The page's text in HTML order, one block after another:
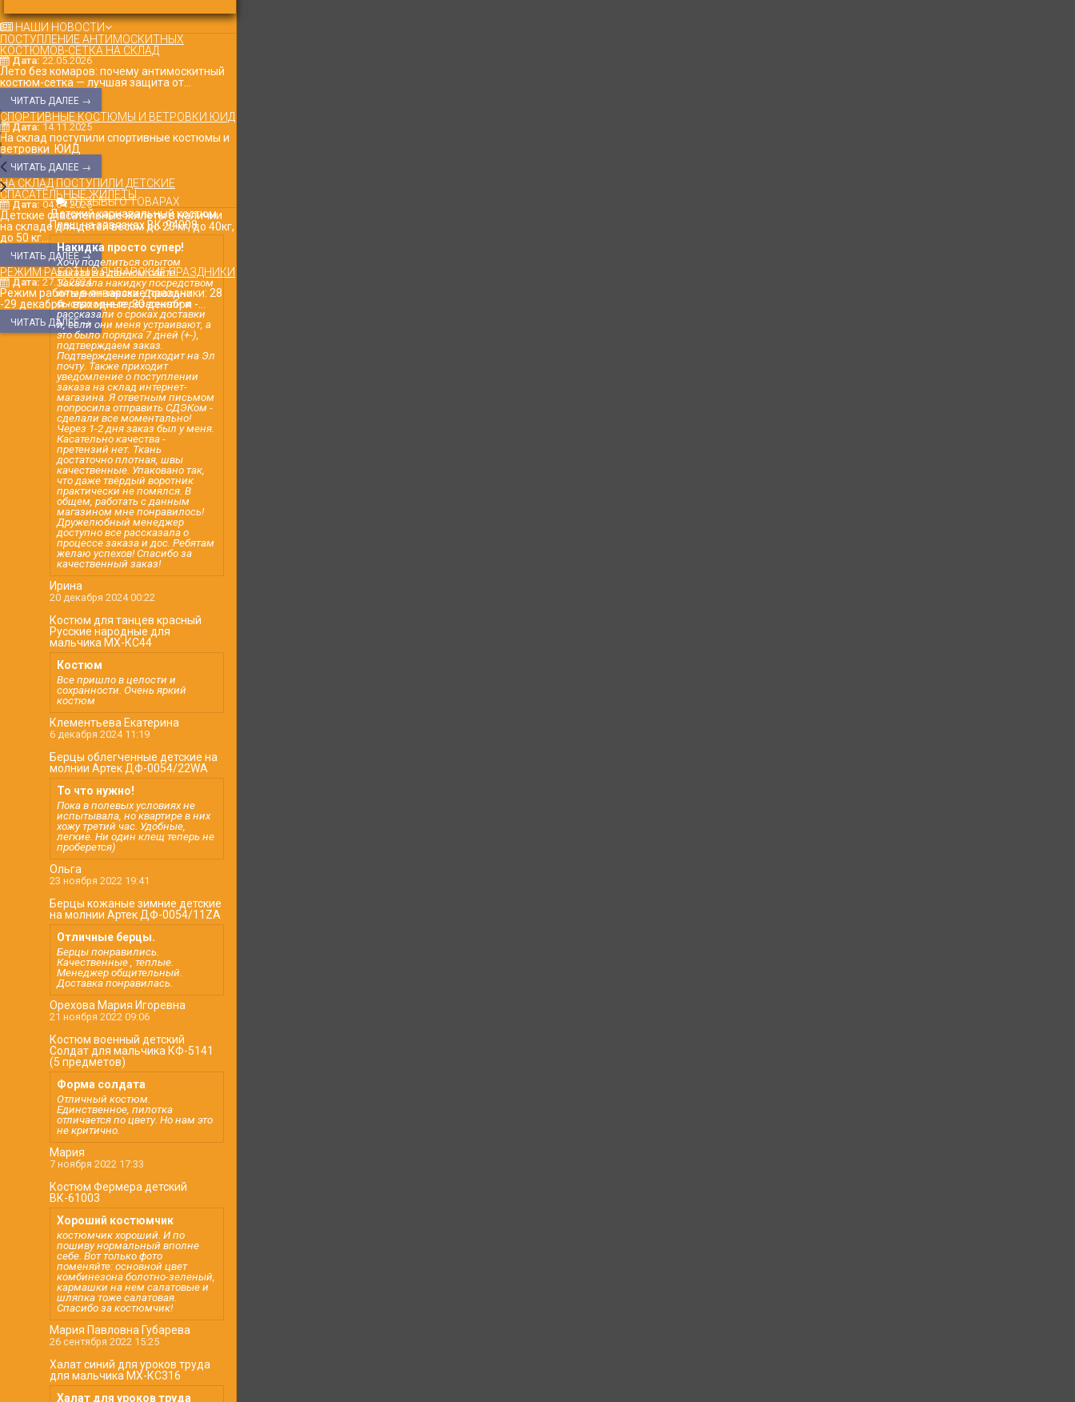
НАШИ НОВОСТИ
ПОСТУПЛЕНИЕ АНТИМОСКИТНЫХ
КОСТЮМОВ-СЕТКА НА СКЛАД
Дата: 22.05.2026
Лето без комаров: почему антимоскитный
костюм-сетка — лучшая защита от...
ЧИТАТЬ ДАЛЕЕ →
СПОРТИВНЫЕ КОСТЮМЫ И ВЕТРОВКИ ЮИД
Дата: 14.11.2025
На склад поступили спортивные костюмы и
ветровки ЮИД
ЧИТАТЬ ДАЛЕЕ →
НА СКЛАД ПОСТУПИЛИ ДЕТСКИЕ
СПАСАТЕЛЬНЫЕ ЖИЛЕТЫ
Дата: 04.04.2025
Детские спасательные жилеты в наличии
на складе для детей весом до 20 кг, до 40кг,
до 50 кг....
ЧИТАТЬ ДАЛЕЕ →
РЕЖИМ РАБОТЫ В ЯНВАРСКИЕ ПРАЗДНИКИ
Дата: 27.12.2024
Режим работы в январские праздники: 28
-29 декабря - выходные. 30 декабря -...
ЧИТАТЬ ДАЛЕЕ →
ОТЗЫВЫ О ТОВАРАХ
Детский карнавальный костюм
Плащ на завязках ВК-94008
Накидка просто супер!
Хочу поделиться опытом
заказа на данном сайте.
Заказала накидку посредством
интернет-заказа. Довольно
быстро мне перезвонили и
рассказали о сроках доставки
и, если они меня устраивают, а
это было порядка 7 дней (+-),
подтверждаем заказ.
Подтверждение приходит на Эл
почту. Также приходит
уведомление о поступлении
заказа на склад интернет-
магазина. Я ответным письмом
попросила отправить СДЭКом -
сделали все моментально!
Через 1-2 дня заказ был у меня.
Касательно качества -
претензий нет. Ткань
достаточно плотная, швы
качественные. Упаковано так,
что даже твёрдый воротник
практически не помялся. В
общем, работать с данным
магазином мне понравилось!
Дружелюбный менеджер
доступно все рассказала о
процессе заказа и дос. Ребятам
желаю успехов! Спасибо за
качественный заказ!
Ирина
20 декабря 2024 00:22
Костюм для танцев красный
Русские народные для
мальчика МХ-КС44
Костюм
Все пришло в целости и
сохранности. Очень яркий
костюм
Клементьева Екатерина
6 декабря 2024 11:19
Берцы облегченные детские на
молнии Артек ДФ-0054/22WA
То что нужно!
Пока в полевых условиях не
испытывала, но квартире в них
хожу третий час. Удобные,
легкие. Ни один клещ теперь не
проберется)
Ольга
23 ноября 2022 19:41
Берцы кожаные зимние детские
на молнии Артек ДФ-0054/11ZA
Отличные берцы.
Берцы понравились.
Качественные , теплые.
Менеджер общительный.
Доставка понравилась.
Орехова Мария Игоревна
21 ноября 2022 09:06
Костюм военный детский
Солдат для мальчика КФ-5141
(5 предметов)
Форма солдата
Отличный костюм.
Единственное, пилотка
отличается по цвету. Но нам это
не критично.
Мария
7 ноября 2022 17:33
Костюм Фермера детский
ВК-61003
Хороший костюмчик
костюмчик хороший. И по
пошиву нормальный вполне
себе. Вот только фото
поменяйте: основной цвет
комбинезона болотно-зеленый,
кармашки на нем салатовые и
шляпка тоже салатовая.
Спасибо за костюмчик!
Мария Павловна Губарева
26 сентября 2022 15:25
Халат синий для уроков труда
для мальчика МХ-КС316
Халат для уроков труда